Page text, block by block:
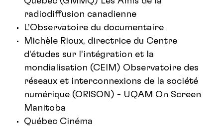
radiodiffusion canadienne
L’Observatoire du documentaire
Michèle Rioux, directrice du Centre
d’études sur l’intégration et la
mondialisation (CEIM) Observatoire des
réseaux et interconnexions de la société
numérique (ORISON) - UQAM On Screen
Manitoba
Québec Cinéma